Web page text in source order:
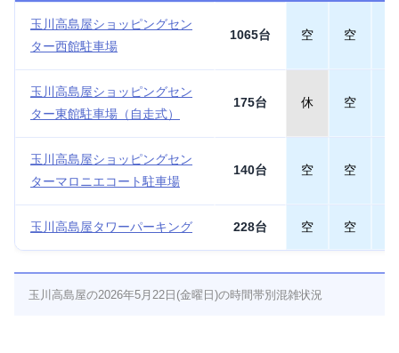
玉川高島屋ショッピングセン
ター西館駐車場
1065台 空 空
玉川高島屋ショッピングセン
ター東館駐車場（自走式）
175台 休 空
玉川高島屋ショッピングセン
ターマロニエコート駐車場
140台 空 空
玉川高島屋タワーパーキング 228台 空 空
玉川高島屋の2026年5月22日(金曜日)の時間帯別混雑状況